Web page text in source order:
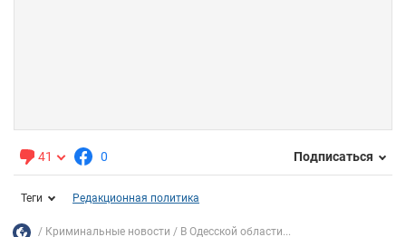
41 0 Подписаться
Теги Редакционная политика
Криминальные новости В Одесской области...